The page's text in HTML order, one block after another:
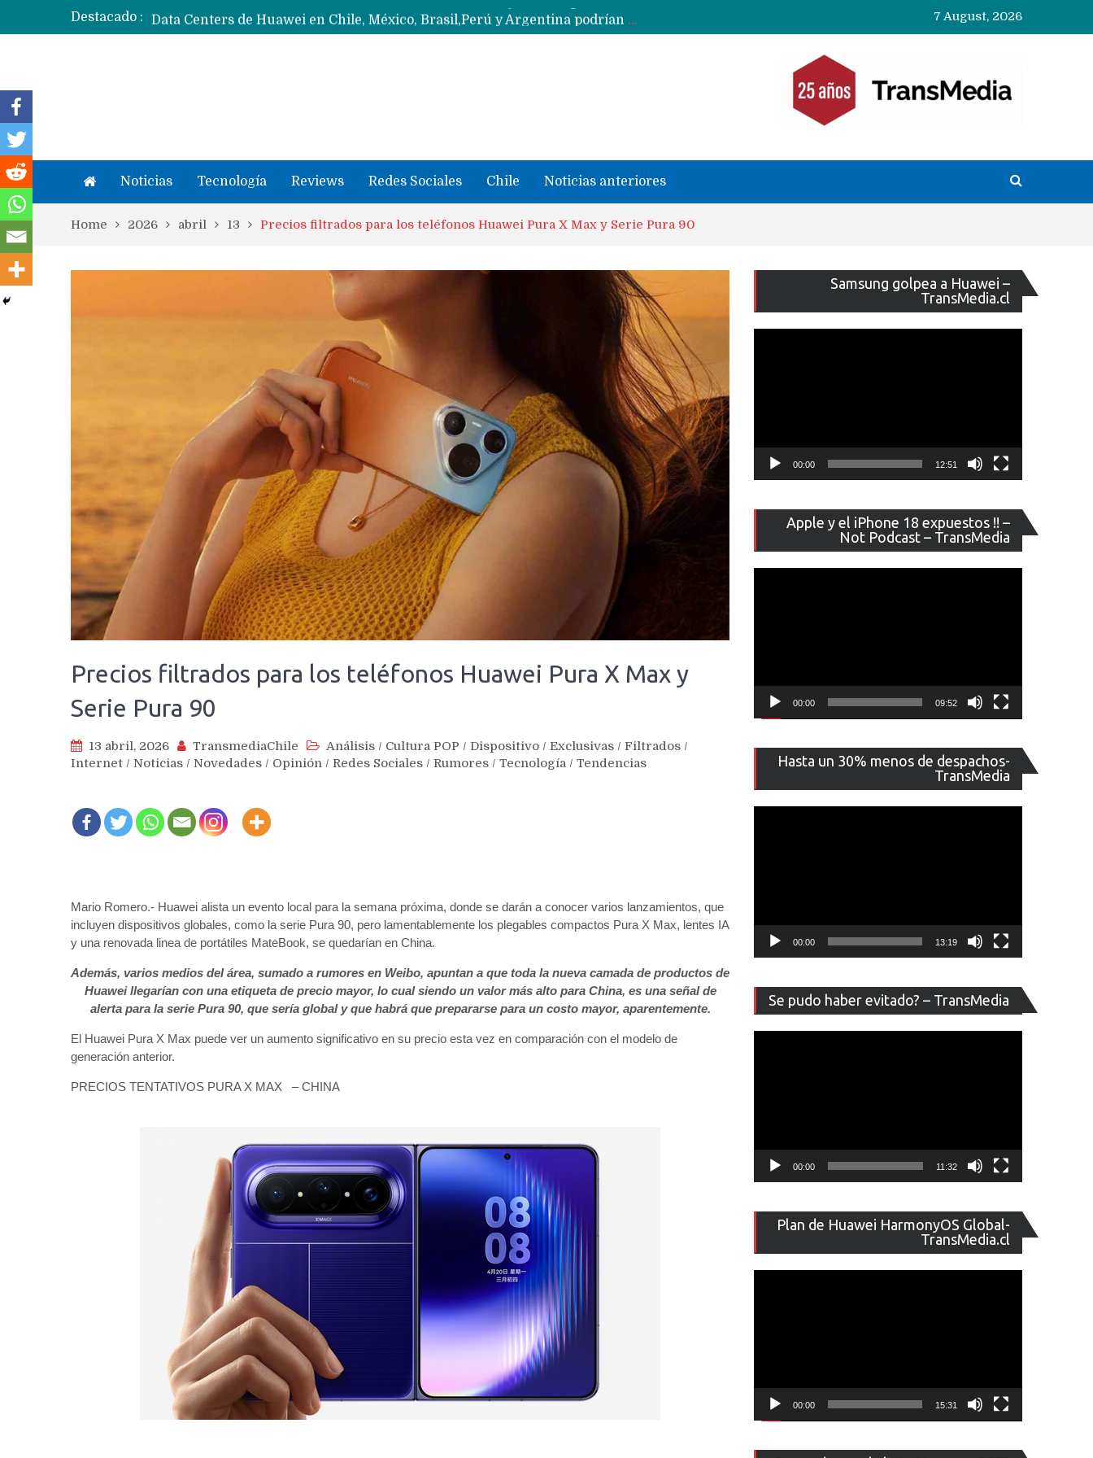
Destacado :
Fabricantes suben precios de teléfonos y ganan más dinero en un mercado donde Xiaomi alerta por no mejorar ventas
7 August, 2026
Noticias Tecnología Reviews Redes Sociales Chile Noticias anteriores
Home 2026 abril 13 Precios filtrados para los teléfonos Huawei Pura X Max y Serie Pura 90
Precios filtrados para los teléfonos Huawei Pura X Max y
Serie Pura 90
13 abril, 2026 TransmediaChile Análisis / Cultura POP / Dispositivo / Exclusivas / Filtrados /
Internet / Noticias / Novedades / Opinión / Redes Sociales / Rumores / Tecnología / Tendencias
Mario Romero.- Huawei alista un evento local para la semana próxima, donde se darán a conocer varios lanzamientos, que
incluyen dispositivos globales, como la serie Pura 90, pero lamentablemente los plegables compactos Pura X Max, lentes IA
y una renovada linea de portátiles MateBook, se quedarían en China.
Además, varios medios del área, sumado a rumores en Weibo, apuntan a que toda la nueva camada de productos de
Huawei llegarían con una etiqueta de precio mayor, lo cual siendo un valor más alto para China, es una señal de
alerta para la serie Pura 90, que sería global y que habrá que prepararse para un costo mayor, aparentemente.
El Huawei Pura X Max puede ver un aumento significativo en su precio esta vez en comparación con el modelo de
generación anterior.
PRECIOS TENTATIVOS PURA X MAX – CHINA
Samsung golpea a Huawei –
TransMedia.cl
de
vídeo
00:00 12:51
Apple y el iPhone 18 expuestos !! –
Not Podcast – TransMedia
de
vídeo
00:00 09:52
Hasta un 30% menos de despachos-
TransMedia
de
vídeo
00:00 13:19
Se pudo haber evitado? – TransMedia
de
vídeo
00:00 11:32
Plan de Huawei HarmonyOS Global-
TransMedia.cl
de
vídeo
00:00 15:31